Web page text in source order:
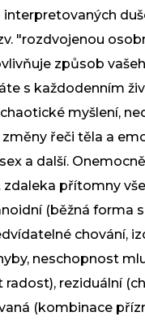
interpretovaných
"rozdvojenou
způsob
s každodenním
chaotické myšlení,
řeči těla a
sex a další.
přítomny
(běžná forma
chování,
neschopnost
reziduální
(kombinace